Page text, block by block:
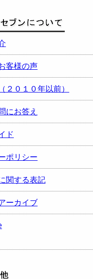
客様の声
２０１０年以前）
にお答え
ド
ポリシー
関する表記
ーカイブ